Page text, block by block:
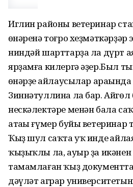
Иглин районы ветеринар
һөнәренә тоғро хеҙмәткәрҙәр
ниндәй шарттарҙа ла дүрт
ярҙамға килергә әҙер.Был
һөнәрҙе һайлаусылар
Зиннәтуллина ла бар.
нескәлектәре менән бала
атаһы ғүмер буйы
Ҡыҙ шул саҡта уҡ инде
ҡыҙыҡлы ла, ауыр ҙа
тамамлаған ҡыҙ
дәүләт аграр